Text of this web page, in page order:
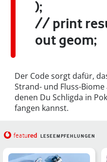
);
// print
out geom;
Der Code sorgt dafür,
Strand- und Fluss-
denen Du Schligda in
fangen kannst.
featured LESEEMPFEHLUNGEN